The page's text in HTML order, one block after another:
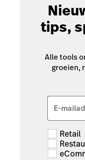
tips,
Alle tools
groeien,
E-
Retail